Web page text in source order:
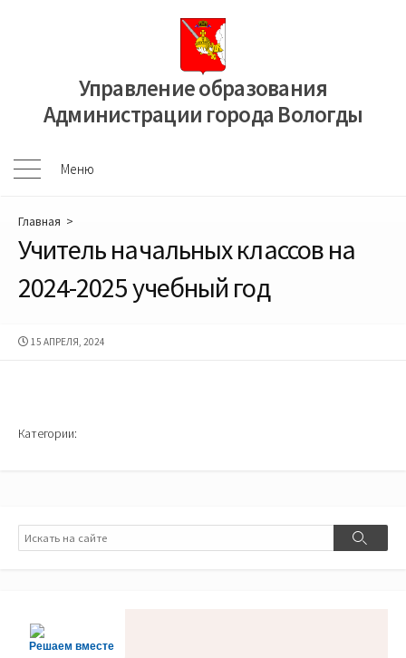
Управление образования
Администрации города Вологды
Меню
Меню
Главная >
Учитель начальных классов на
2024-2025 учебный год
ДАТА
15 АПРЕЛЯ, 2024
Категории:
Поиск
Поиск
Решаем вместе